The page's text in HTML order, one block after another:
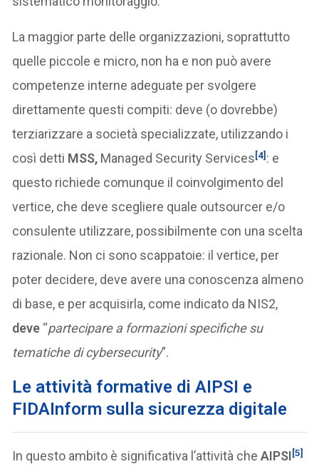
La maggior parte delle organizzazioni, soprattutto
quelle piccole e micro, non ha e non può avere
competenze interne adeguate per svolgere
direttamente questi compiti: deve (o dovrebbe)
terziarizzare a società specializzate, utilizzando i
così detti MSS, Managed Security Services[4] : e
questo richiede comunque il coinvolgimento del
vertice, che deve scegliere quale outsourcer e/o
consulente utilizzare, possibilmente con una scelta
razionale. Non ci sono scappatoie: il vertice, per
poter decidere, deve avere una conoscenza almeno
di base, e per acquisirla, come indicato da NIS2,
deve “partecipare a formazioni specifiche su
tematiche di cybersecurity”.
Le attività formative di AIPSI e
FIDAInform sulla sicurezza digitale
In questo ambito è significativa l’attività cheAIPSI[5]